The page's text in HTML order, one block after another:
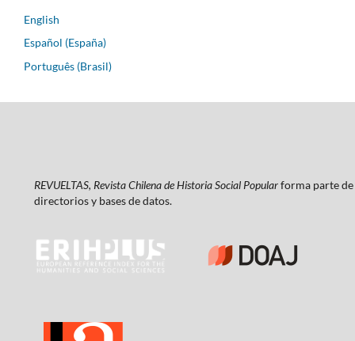
English
Español (España)
Português (Brasil)
REVUELTAS, Revista Chilena de Historia Social Popularforma parte de
directorios y bases de datos.